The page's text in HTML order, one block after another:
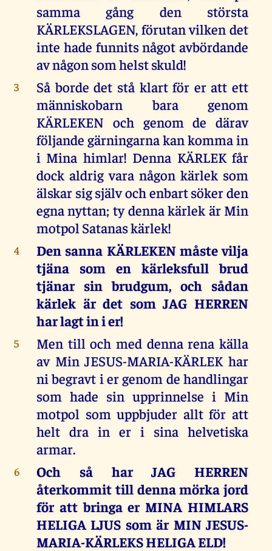
samma gång den största
KÄRLEKSLAGEN, förutan vilken det
inte hade funnits något avbördande
av någon som helst skuld!
3
Så borde det stå klart för er att ett
människobarn bara genom
KÄRLEKEN och genom de därav
följande gärningarna kan komma in
i Mina himlar! Denna KÄRLEK får
dock aldrig vara någon kärlek som
älskar sig själv och enbart söker den
egna nyttan; ty denna kärlek är Min
motpol Satanas kärlek!
4
Den sanna KÄRLEKEN måste vilja
tjäna som en kärleksfull brud
tjänar sin brudgum, och sådan
kärlek är det som JAG HERREN
har lagt in i er!
5
Men till och med denna rena källa
av Min JESUS-MARIA-KÄRLEK har
ni begravt i er genom de handlingar
som hade sin upprinnelse i Min
motpol som uppbjuder allt för att
helt dra in er i sina helvetiska
armar.
6
Och så har JAG HERREN
återkommit till denna mörka jord
för att bringa er MINA HIMLARS
HELIGA LJUS som är MIN JESUS-
MARIA-KÄRLEKS HELIGA ELD!